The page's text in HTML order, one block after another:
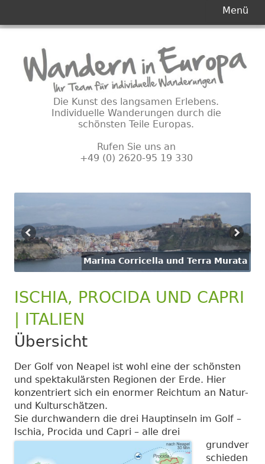
Inhalt
Die Kunst des langsamen Erlebens.
Individuelle Wanderungen durch die
schönsten Teile Europas.
Rufen Sie uns an
+49 (0) 2620-95 19 330
Menü
Marina Corricella und Terra Murata
ISCHIA, PROCIDA UND CAPRI
| ITALIEN
Übersicht
Der Golf von Neapel ist wohl eine der schönsten
und spektakulärsten Regionen der Erde. Hier
konzentriert sich ein enormer Reichtum an Natur-
und Kulturschätzen.
Sie durchwandern die drei Hauptinseln im Golf –
Ischia, Procida und Capri – alle drei
grundver
schieden